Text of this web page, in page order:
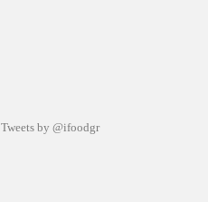
Tweets by @ifoodgr